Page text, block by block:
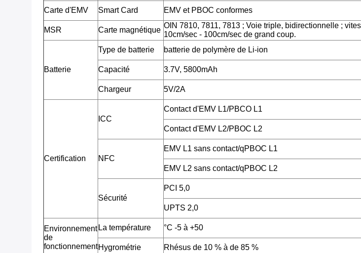
Carte d'EMV
Smart Card EMV et PBOC conformes
MSR Carte magnétique
OIN 7810, 7811, 7813 ; Voie triple, bidirectionnelle ;
10cm/sec - 100cm/sec de grand coup.
Batterie
Type de batterie batterie de polymère de Li-ion
Capacité 3.7V, 5800mAh
Chargeur 5V/2A
Certification
ICC
Contact d'EMV L1/PBCO L1
Contact d'EMV L2/PBOC L2
NFC
EMV L1 sans contact/qPBOC L1
EMV L2 sans contact/qPBOC L2
Sécurité
PCI 5,0
UPTS 2,0
Environnement
de
fonctionnement
La température °C -5 à +50
Hygrométrie Rhésus de 10 % à de 85 %